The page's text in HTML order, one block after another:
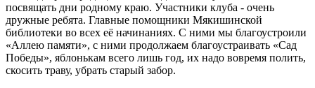
посвящать дни родному краю. Участники клуба - очень
дружные ребята. Главные помощники Мякишинской
библиотеки во всех её начинаниях. С ними мы благоустроили
«Аллею памяти», с ними продолжаем благоустраивать «Сад
Победы», яблонькам всего лишь год, их надо вовремя полить,
скосить траву, убрать старый забор.